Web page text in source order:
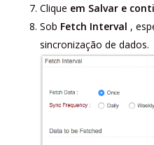
Clique em Salvar e
Sob Fetch Interval ,
sincronização de dados.